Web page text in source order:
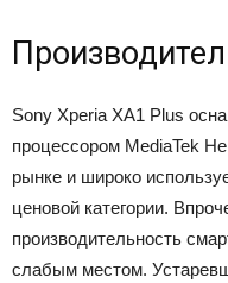
Sony Xperia XA1 Plus
процессором MediaTek
рынке и широко
ценовой категории.
производительность
слабым местом.